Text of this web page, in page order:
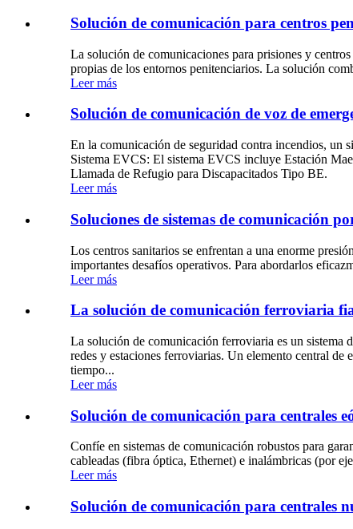
Solución de comunicación para centros
La solución de comunicaciones para prisiones y
propias de los entornos penitenciarios. La solución
Leer más
Solución de comunicación de voz de
En la comunicación de seguridad contra incendios, un
Sistema EVCS: El sistema EVCS incluye Estación
Llamada de Refugio para Discapacitados Tipo BE.
Leer más
Soluciones de sistemas de comunicación
Los centros sanitarios se enfrentan a una enorme
importantes desafíos operativos. Para abordarlos
Leer más
La solución de comunicación ferroviaria
La solución de comunicación ferroviaria es un sistema
redes y estaciones ferroviarias. Un elemento central de
tiempo...
Leer más
Solución de comunicación para centrales
Confíe en sistemas de comunicación robustos para
cableadas (fibra óptica, Ethernet) e inalámbricas (por
Leer más
Solución de comunicación para centrales